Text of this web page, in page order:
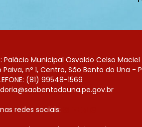
Palácio Municipal Osvaldo Celso Maciel
nº 1, Centro, São Bento do Una -
(81) 99548-1569
redes sociais: